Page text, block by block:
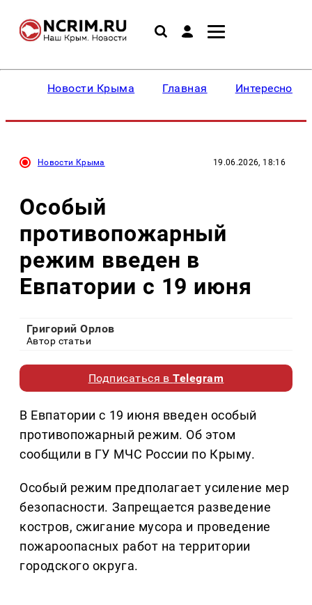
Новости Крыма Главная Интересное
Новости Крыма 19.06.2026, 18:16
Особый
противопожарный
режим введен в
Евпатории с 19 июня
Григорий Орлов
Автор статьи
Подписаться вTelegram
В Евпатории с 19 июня введен особый
противопожарный режим. Об этом
сообщили в ГУ МЧС России по Крыму.
Особый режим предполагает усиление мер
безопасности. Запрещается разведение
костров, сжигание мусора и проведение
пожароопасных работ на территории
городского округа.